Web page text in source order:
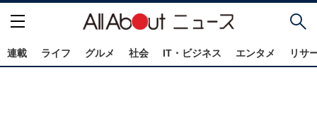
連載 ライフ グルメ 社会 IT・ビジネス エンタメ リサ